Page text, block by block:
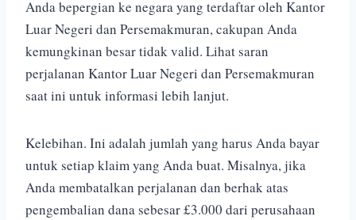
Anda bepergian ke negara yang terdaftar oleh Kantor
Luar Negeri dan Persemakmuran, cakupan Anda
kemungkinan besar tidak valid. Lihat saran
perjalanan Kantor Luar Negeri dan Persemakmuran
saat ini untuk informasi lebih lanjut.
Kelebihan. Ini adalah jumlah yang harus Anda bayar
untuk setiap klaim yang Anda buat. Misalnya, jika
Anda membatalkan perjalanan dan berhak atas
pengembalian dana sebesar £3.000 dari perusahaan